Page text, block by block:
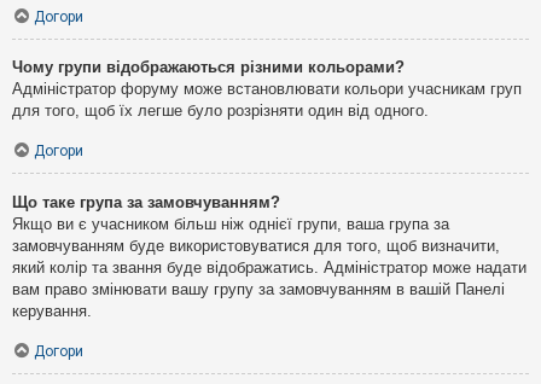
Догори
Чому групи відображаються різними кольорами?
Адміністратор форуму може встановлювати кольори учасникам груп
для того, щоб їх легше було розрізняти один від одного.
Догори
Що таке група за замовчуванням?
Якщо ви є учасником більш ніж однієї групи, ваша група за
замовчуванням буде використовуватися для того, щоб визначити,
який колір та звання буде відображатись. Адміністратор може надати
вам право змінювати вашу групу за замовчуванням в вашій Панелі
керування.
Догори